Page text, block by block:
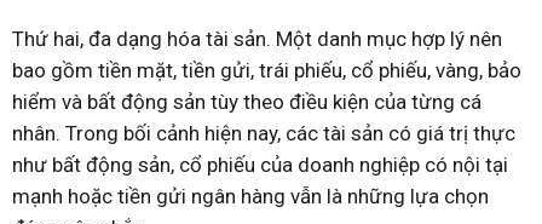
Thứ hai, đa dạng hóa tài sản. Một danh mục hợp lý nên
bao gồm tiền mặt, tiền gửi, trái phiếu, cổ phiếu, vàng, bảo
hiểm và bất động sản tùy theo điều kiện của từng cá
nhân. Trong bối cảnh hiện nay, các tài sản có giá trị thực
như bất động sản, cổ phiếu của doanh nghiệp có nội tại
mạnh hoặc tiền gửi ngân hàng vẫn là những lựa chọn